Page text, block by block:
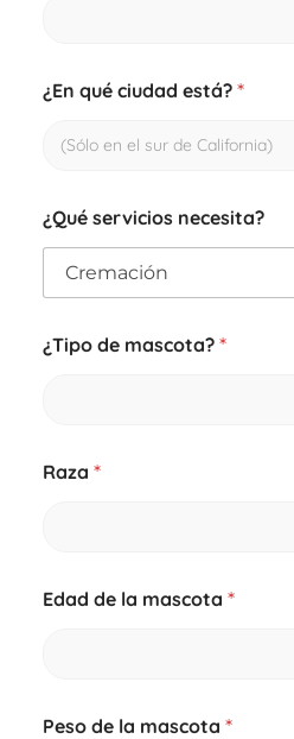
¿En qué ciudad está? *
¿Qué servicios necesita?
¿Tipo de mascota? *
Raza *
Edad de la mascota *
Peso de la mascota *